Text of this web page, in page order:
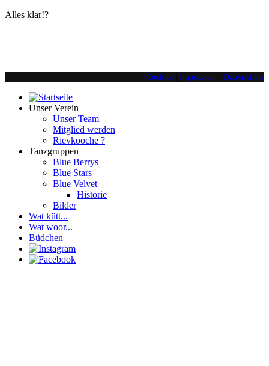
Alles klar!?
Cookies Impressum Datenschutz
Unser Verein
Unser Team
Mitglied werden
Rievkooche ?
Tanzgruppen
Blue Berrys
Blue Stars
Blue Velvet
Historie
Bilder
Wat kütt...
Wat woor...
Büdchen